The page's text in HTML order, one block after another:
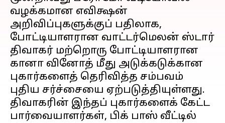
வழக்கமான எவிக்ஷன்
அறிவிப்புகளுக்குப் பதிலாக,
போட்டியாளரான வாட்டர்மெலன் ஸ்டார்
திவாகர் மற்றொரு போட்டியாளரான
கானா வினோத் மீது அடுக்கடுக்கான
புகார்களைத் தெரிவித்த சம்பவம்
புதிய சர்ச்சையை ஏற்படுத்தியுள்ளது.
திவாகரின் இந்தப் புகார்களைக் கேட்ட
பார்வையாளர்கள், பிக் பாஸ் வீட்டில்